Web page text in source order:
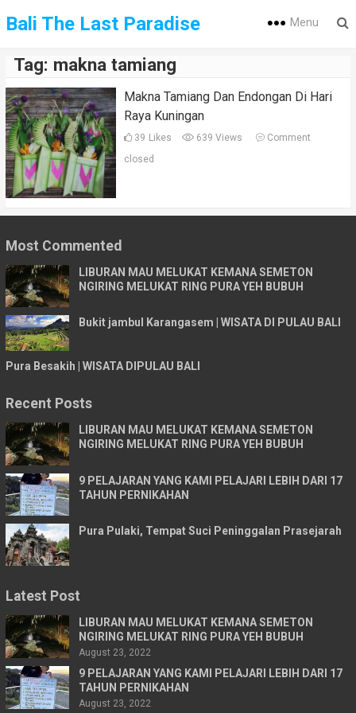
Bali The Last Paradise Menu
Tag: makna tamiang
Makna Tamiang Dan Endongan Di Hari
Raya Kuningan
39 Likes 639 Views
Comment
closed
Most Commented
LIBURAN MAU MELUKAT KEMANA SEMETON
NGIRING MELUKAT RING PURA YEH BUBUH
Bukit jambul Karangasem | WISATA DI PULAU BALI
Pura Besakih | WISATA DIPULAU BALI
Recent Posts
LIBURAN MAU MELUKAT KEMANA SEMETON
NGIRING MELUKAT RING PURA YEH BUBUH
9 PELAJARAN YANG KAMI PELAJARI LEBIH DARI 17
TAHUN PERNIKAHAN
Pura Pulaki, Tempat Suci Peninggalan Prasejarah
Latest Post
LIBURAN MAU MELUKAT KEMANA SEMETON
NGIRING MELUKAT RING PURA YEH BUBUH
August 23, 2022
9 PELAJARAN YANG KAMI PELAJARI LEBIH DARI 17
TAHUN PERNIKAHAN
August 23, 2022